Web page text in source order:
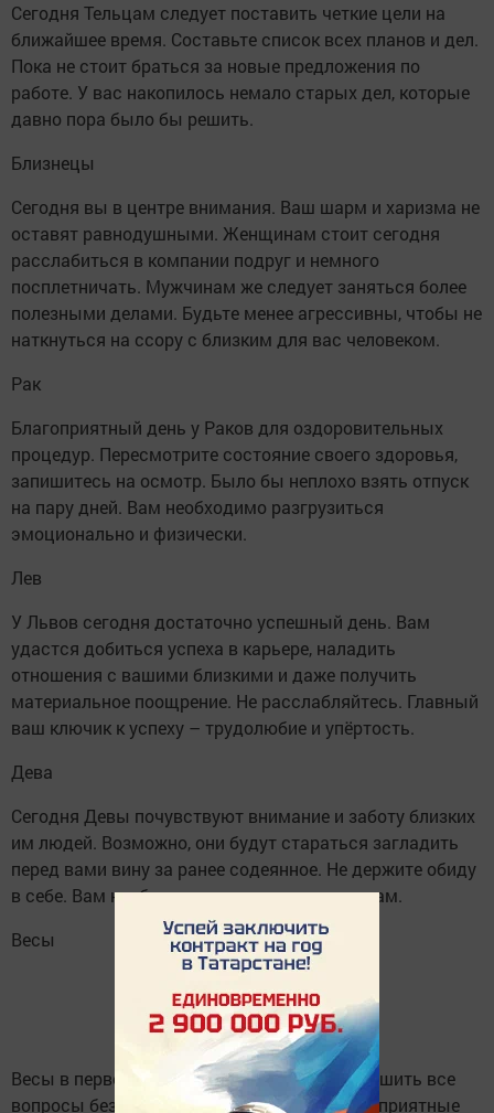
Сегодня Тельцам следует поставить четкие цели на
ближайшее время. Составьте список всех планов и дел.
Пока не стоит браться за новые предложения по
работе. У вас накопилось немало старых дел, которые
давно пора было бы решить.
Близнецы
Сегодня вы в центре внимания. Ваш шарм и харизма не
оставят равнодушными. Женщинам стоит сегодня
расслабиться в компании подруг и немного
посплетничать. Мужчинам же следует заняться более
полезными делами. Будьте менее агрессивны, чтобы не
наткнуться на ссору с близким для вас человеком.
Рак
Благоприятный день у Раков для оздоровительных
процедур. Пересмотрите состояние своего здоровья,
запишитесь на осмотр. Было бы неплохо взять отпуск
на пару дней. Вам необходимо разгрузиться
эмоционально и физически.
Лев
У Львов сегодня достаточно успешный день. Вам
удастся добиться успеха в карьере, наладить
отношения с вашими близкими и даже получить
материальное поощрение. Не расслабляйтесь. Главный
ваш ключик к успеху – трудолюбие и упёртость.
Дева
Сегодня Девы почувствуют внимание и заботу близких
им людей. Возможно, они будут стараться загладить
перед вами вину за ранее содеянное. Не держите обиду
в себе. Вам необходимо поговорить по душам.
Весы
Весы в первой половине дня вы сможете решить все
вопросы без каких-либо усилий. Возможны приятные